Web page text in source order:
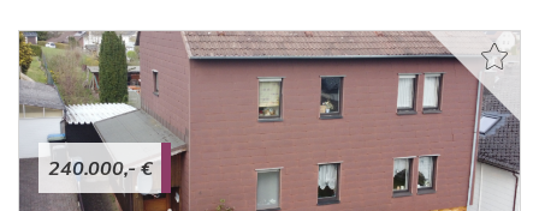
240.000,- €